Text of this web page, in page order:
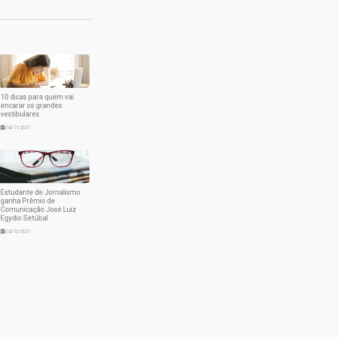
10 dicas para quem vai
encarar os grandes
vestibulares
04/11/2021
Estudante de Jornalismo
ganha Prêmio de
Comunicação José Luiz
Egydio Setúbal
04/10/2021